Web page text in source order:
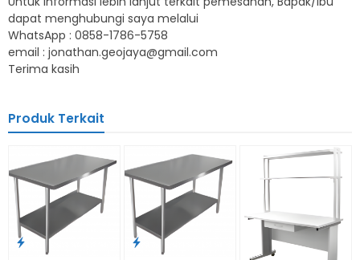
dapat menghubungi saya melalui
WhatsApp : 0858-1786-5758
email : jonathan.geojaya@gmail.com
Terima kasih
Produk Terkait